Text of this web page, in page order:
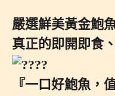
嚴選鮮美黃金鮑
真正的即開即食
『一口好鮑魚，